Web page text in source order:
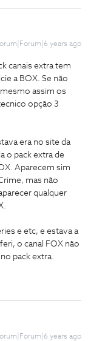
years ago
canais extra tem
a BOX. Se não
assim os
opção 3
era no site da
o pack extra de
Aparecem sim
mas não
qualquer
e etc, e estava a
o canal FOX não
pack extra.
years ago